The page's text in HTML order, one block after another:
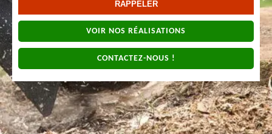
VOIR NOS RÉALISATIONS
CONTACTEZ-NOUS !